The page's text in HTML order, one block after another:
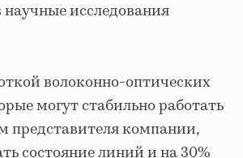
исследования
волоконно-оптических
могут стабильно работать
представителя компании,
состояние линий и на 30%